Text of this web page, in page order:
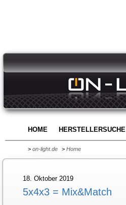
HOME HERSTELLERSUCHE
> on-light.de > Home
18. Oktober 2019
5x4x3 = Mix&Match